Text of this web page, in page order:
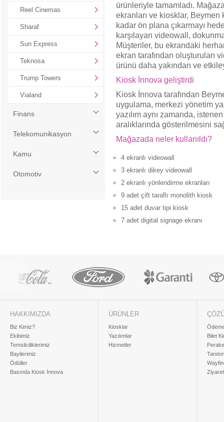
Reel Cinemas
Sharaf
Sun Express
Teknosa
Trump Towers
Vialand
Finans
Telekomunikasyon
Kamu
Otomotiv
ürünleriyle tamamladı.
ekranları ve kiosklar, Beymen
kadar ön plana çıkarmayı
karşılayan videowall,
Müşteriler, bu ekrandaki
ekran tarafından oluşturulan
ürünü daha yakından ve
Kiosk İnnova geliştirdi
Kiosk İnnova tarafından
uygulama, merkezi yönetim
yazılım aynı zamanda,
aralıklarında gösterilmesini
Mağazada neler kullanıldı?
4 ekranlı videowall
3 ekranlı dikey videowall
2 ekranlı yönlendirme ekranları
9 adet çift taraflı monolith kiosk
15 adet duvar tipi kiosk
7 adet digital signage ekranı
HAKKIMIZDA
Biz Kimiz?
Ekibimiz
Temsilciliklerimiz
Bayilerimiz
Ödüller
Basında Kiosk İnnova
ÜRÜNLER
Kiosklar
Yazılımlar
Hizmetler
Bilet